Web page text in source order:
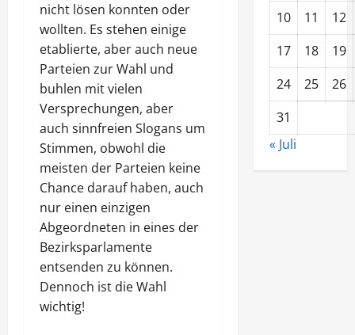
nicht lösen konnten oder
wollten. Es stehen einige
etablierte, aber auch neue
Parteien zur Wahl und
buhlen mit vielen
Versprechungen, aber
auch sinnfreien Slogans um
Stimmen, obwohl die
meisten der Parteien keine
Chance darauf haben, auch
nur einen einzigen
Abgeordneten in eines der
Bezirksparlamente
entsenden zu können.
Dennoch ist die Wahl
wichtig!
10
11
12
17
18
19
24
25
26
31
« Juli